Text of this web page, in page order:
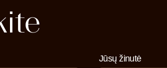
Jūsų žinutė